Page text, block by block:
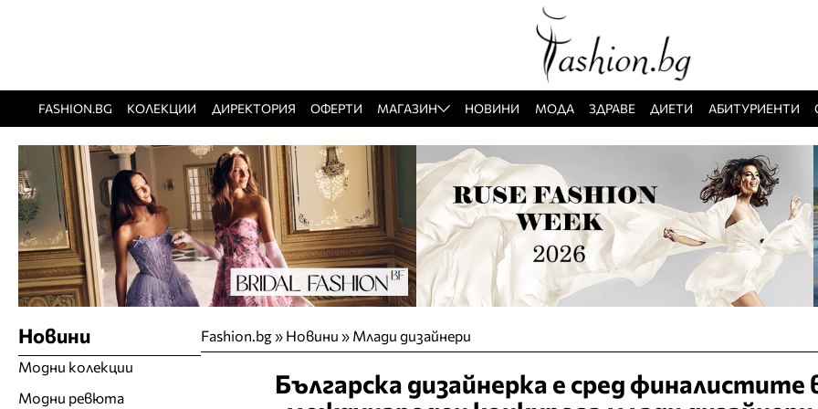
FASHION.BG КОЛЕКЦИИ ДИРЕКТОРИЯ ОФЕРТИ МАГАЗИН НОВИНИ МОДА ЗДРАВЕ ДИЕТИ АБИТУРИЕНТИ
Fashion.bg» Новини » Млади дизайнери
Българска дизайнерка е сред финалистите
Новини
Модни колекции
Модни ревюта